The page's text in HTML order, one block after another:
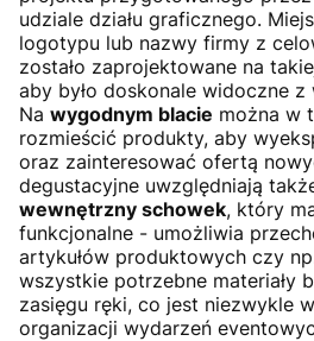
udziale działu graficznego.
logotypu lub nazwy firmy z
zostało zaprojektowane na
aby było doskonale widoczne z
Na wygodnym blacie można w
rozmieścić produkty, aby
oraz zainteresować ofertą
degustacyjne uwzględniają
wewnętrzny schowek, który
funkcjonalne - umożliwia
artykułów produktowych czy
wszystkie potrzebne materiały
zasięgu ręki, co jest niezwykle
organizacji wydarzeń